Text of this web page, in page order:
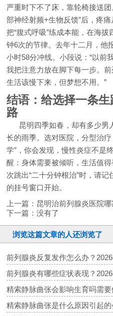
严重时下不了床，靠轮椅接送
部神经射频+生物反馈”后，疼
把“腹式呼吸”练成本能，在海
钟6次的节律。去年十二月，他
小时58分冲线。小段说：“以前
我把注意力放在脚下每一步。
生活该慢下来，但梦想不用。”
结语：给选择一条
路
昆明四季如春，却有多少男
长的雨季。选对医院，分型治疗
学”，你会发现，慢性炎症不是
醒：身体需要被倾听，生活值
次跳出“二十分钟根治”时，请
的挂号窗口开始。
上一篇： 昆明治前列腺炎医院
下一篇：没有了
浏览这篇文章的人还浏览了
前列腺炎反复发作怎么办？
前列腺炎有哪些症状表现？
精索静脉曲张会影响生育吗需
精索静脉曲张是什么原因引起